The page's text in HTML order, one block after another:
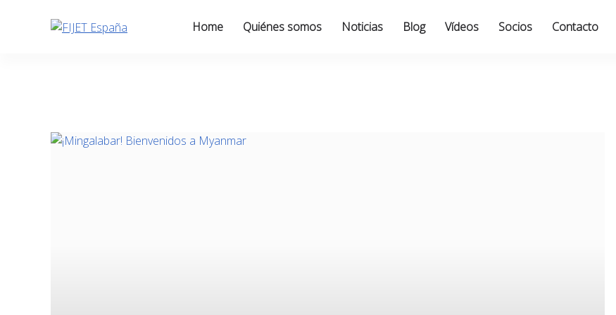
Home Quiénes somos Noticias Blog Vídeos Socios Contacto